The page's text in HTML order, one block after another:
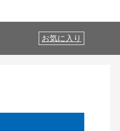
お気に入り